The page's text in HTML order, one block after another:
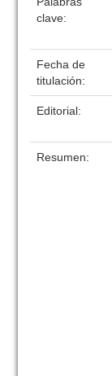
clave:
Fecha de
titulación:
Editorial:
Resumen: